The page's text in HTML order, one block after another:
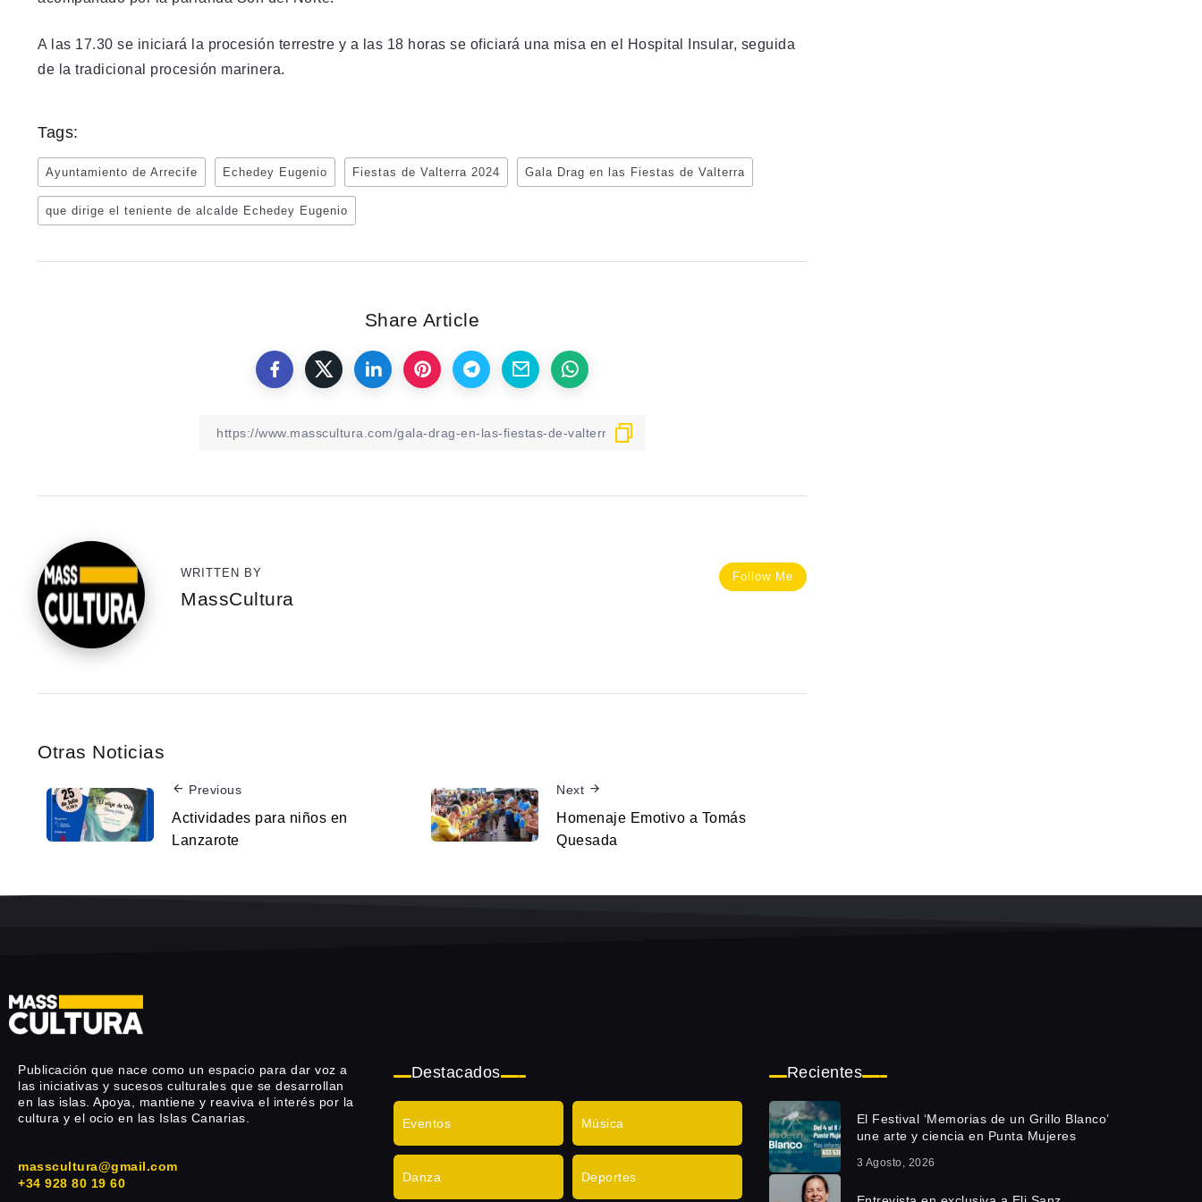
A las 17.30 se iniciará la procesión terrestre y a las 18 horas se oficiará una misa en el Hospital Insular, seguida
de la tradicional procesión marinera.
Tags:
Ayuntamiento de Arrecife Echedey Eugenio Fiestas de Valterra 2024 Gala Drag en las Fiestas de Valterra
que dirige el teniente de alcalde Echedey Eugenio
Share Article
Follow Me
WRITTEN BY
MassCultura
Otras Noticias
Previous
Actividades para niños en
Lanzarote
Next
Homenaje Emotivo a Tomás
Quesada
Publicación que nace como un espacio para dar voz a
las iniciativas y sucesos culturales que se desarrollan
en las islas. Apoya, mantiene y reaviva el interés por la
cultura y el ocio en las Islas Canarias.
masscultura@gmail.com
+34 928 80 19 60
Destacados
Eventos Música
Danza Deportes
Recientes
El Festival ‘Memorias de un Grillo Blanco’
une arte y ciencia en Punta Mujeres
3 Agosto, 2026